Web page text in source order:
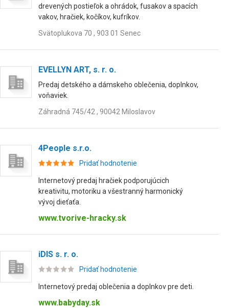
drevených postieľok a ohrádok, fusakov a spacích
vakov, hračiek, kočíkov, kufríkov.
Svätoplukova 70 , 903 01 Senec
EVELLYN ART, s. r. o.
Predaj detského a dámskeho oblečenia, doplnkov,
voňaviek.
Záhradná 745/42 , 90042 Miloslavov
4People s.r.o.
Pridať hodnotenie
Internetový predaj hračiek podporujúcich
kreativitu, motoriku a všestranný harmonický
vývoj dieťaťa.
www.tvorive-hracky.sk
iDIS s. r. o.
Pridať hodnotenie
Internetový predaj oblečenia a doplnkov pre deti.
www.babyday.sk